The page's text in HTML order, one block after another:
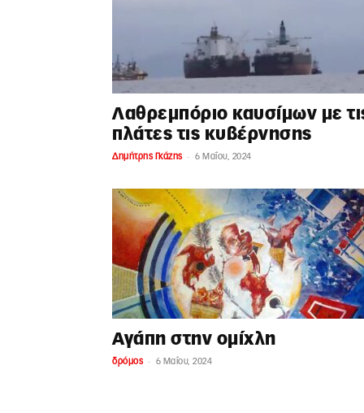
Λαθρεμπόριο καυσίμων με
πλάτες τις κυβέρνησης
Δημήτρης Γκάζης - 6 Μαΐου, 2024
Αγάπη στην ομίχλη
δρόμος - 6 Μαΐου, 2024